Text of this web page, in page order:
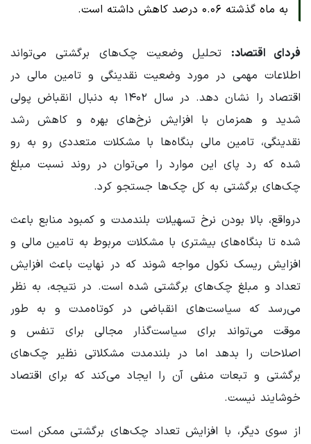
به ماه گذشته ۰.۰۶ درصد کاهش داشته است.
فردای اقتصاد: تحلیل وضعیت چک‌های برگشتی می‌تواند
اطلاعات مهمی در مورد وضعیت نقدینگی و تامین مالی در
اقتصاد را نشان دهد. در سال ۱۴۰۲ به دنبال انقباض پولی
شدید و همزمان با افزایش نرخ‌های بهره و کاهش رشد
نقدینگی، تامین مالی بنگاه‌ها با مشکلات متعددی رو به رو
شده که رد پای این موارد را می‌توان در روند نسبت مبلغ
چک‌های برگشتی به کل چک‌ها جستجو کرد.
درواقع، بالا بودن نرخ تسهیلات بلندمدت و کمبود منابع باعث
شده تا بنگاه‌های بیشتری با مشکلات مربوط به تامین مالی و
افزایش ریسک نکول مواجه شوند که در نهایت باعث افزایش
تعداد و مبلغ چک‌های برگشتی شده است. در نتیجه، به نظر
می‌رسد که سیاست‌های انقباضی در کوتاه‌مدت و به طور
موقت می‌تواند برای سیاست‌گذار مجالی برای تنفس و
اصلاحات را بدهد اما در بلندمدت مشکلاتی نظیر چک‌های
برگشتی و تبعات منفی آن را ایجاد می‌کند که برای اقتصاد
خوشایند نیست.
از سوی دیگر، با افزایش تعداد چک‌های برگشتی ممکن است